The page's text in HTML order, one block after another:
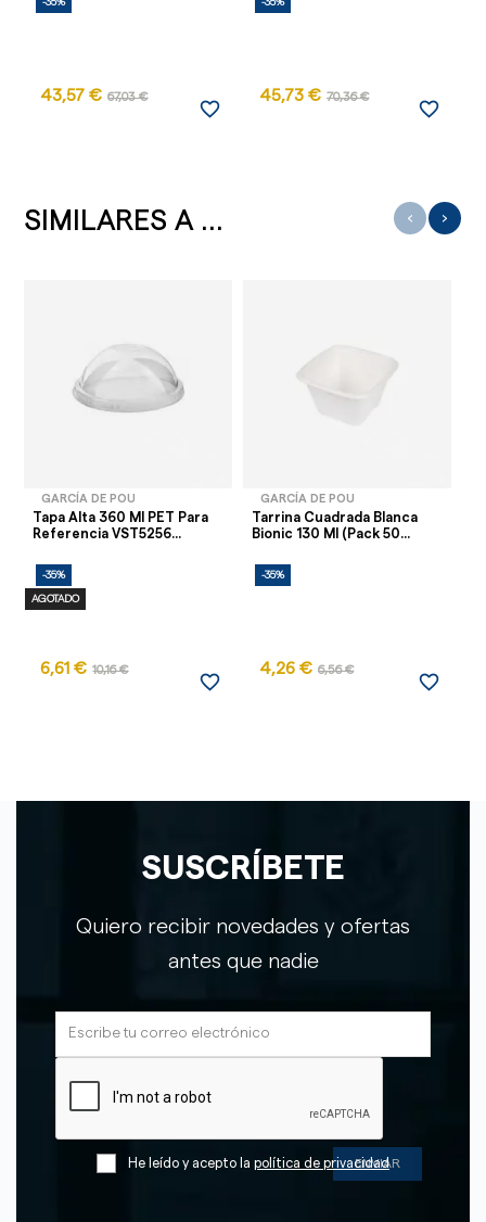
-35%
43,57 € 67,03 €
favorite_border
-35%
45,73 € 70,36 €
favorite_border
SIMILARES A ...
GARCÍA DE POU
Tapa Alta 360 Ml PET Para
Referencia VST5256...
-35%
AGOTADO
6,61 € 10,16 €
favorite_border
GARCÍA DE POU
Tarrina Cuadrada Blanca
Bionic 130 Ml (Pack 50...
-35%
4,26 € 6,56 €
favorite_border
‹ ›
SUSCRÍBETE
Quiero recibir novedades y ofertas
antes que nadie
He leído y acepto la política de privacidad